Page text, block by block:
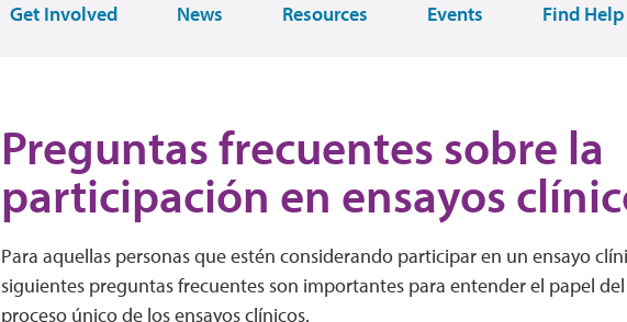
Get Involved News Resources Events Find Help
Preguntas frecuentes sobre la
participación en ensayos
Para aquellas personas que estén considerando participar en un ensayo
siguientes preguntas frecuentes son importantes para entender el papel
proceso único de los ensayos clínicos.